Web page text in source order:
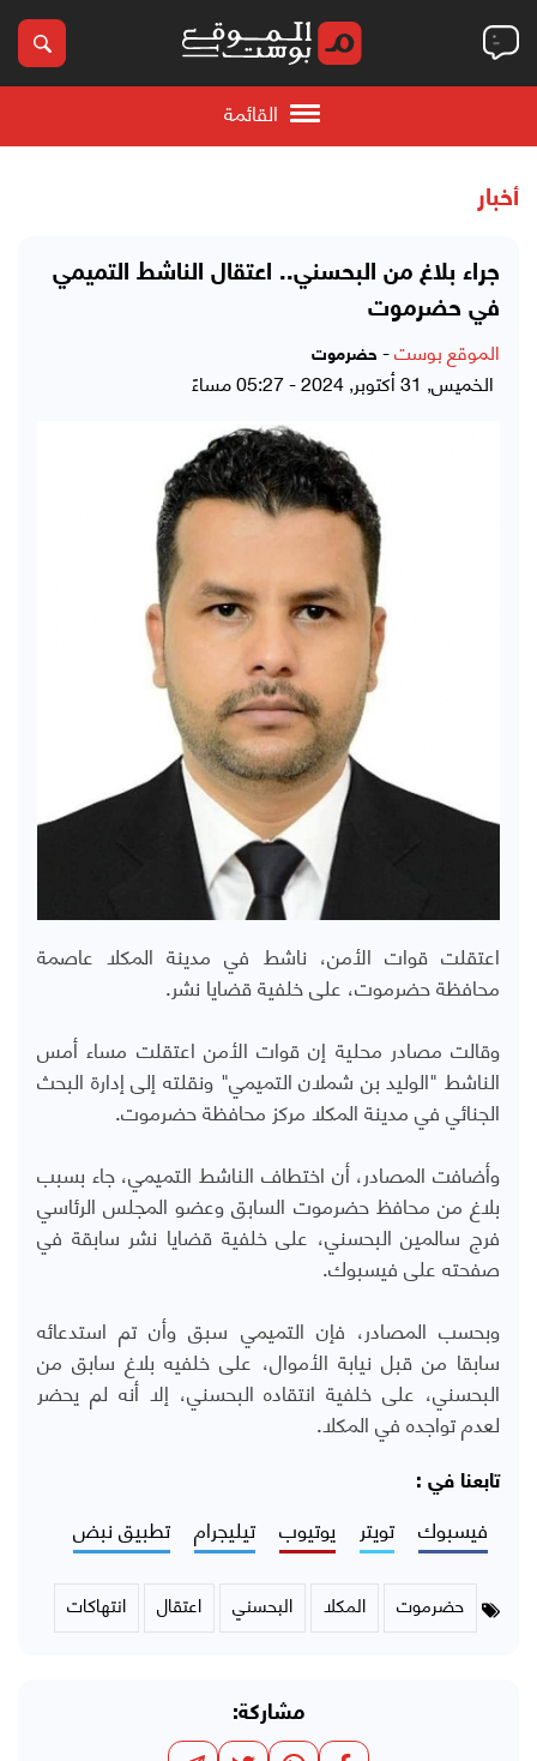
القائمة
أخبار
جراء بلاغ من البحسني.. اعتقال الناشط التميمي
في حضرموت
الموقع بوست- حضرموت
الخميس, 31 أكتوبر, 2024 - 05:27 مساءً
اعتقلت قوات الأمن، ناشط في مدينة المكلا عاصمة
محافظة حضرموت، على خلفية قضايا نشر.
وقالت مصادر محلية إن قوات الأمن اعتقلت مساء أمس
الناشط "الوليد بن شملان التميمي" ونقلته إلى إدارة البحث
الجنائي في مدينة المكلا مركز محافظة حضرموت.
وأضافت المصادر، أن اختطاف الناشط التميمي، جاء بسبب
بلاغ من محافظ حضرموت السابق وعضو المجلس الرئاسي
فرج سالمين البحسني، على خلفية قضايا نشر سابقة في
صفحته على فيسبوك.
وبحسب المصادر، فإن التميمي سبق وأن تم استدعائه
سابقا من قبل نيابة الأموال، على خلفيه بلاغ سابق من
البحسني، على خلفية انتقاده البحسني، إلا أنه لم يحضر
لعدم تواجده في المكلا.
تابعنا في :
فيسبوك تويتر يوتيوب تيليجرام تطبيق نبض
حضرموت المكلا البحسني اعتقال انتهاكات
مشاركة: